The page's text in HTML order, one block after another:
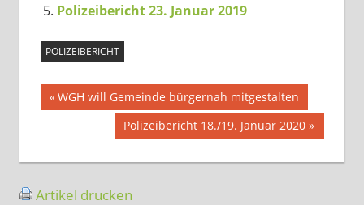
Polizeibericht 23. Januar 2019
POLIZEIBERICHT
Beitragsnavigation
Vorheriger
Beitrag:
WGH will Gemeinde bürgernah mitgestalten
Nächster
Beitrag:
Polizeibericht 18./19. Januar 2020
Artikel drucken